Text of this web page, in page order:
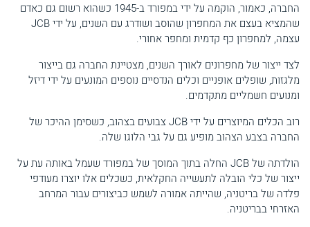
החברה, כאמור, הוקמה על ידי במפורד ב-1945 כשהוא רשום גם כאדם
שהמציא בעצם את המחפרון שהוסב ושודרג עם השנים, על ידי JCB
עצמה, למחפרון כף קדמית ומחפר אחורי.
לצד ייצור של מחפרונים לאורך השנים, מצטיינת החברה גם בייצור
מלגזות, שופלים אופניים וכלים הנדסיים נוספים המונעים על ידי דיזל
ומנועים חשמליים מתקדמים.
רוב הכלים המיוצרים על ידי JCB צבועים בצהוב, כשסימן ההיכר של
החברה בצבע הצהוב מופיע גם על גבי הלוגו שלה.
הולדתה של JCB החלה בתוך המוסך של במפורד שעמל באותה עת על
ייצור של כלי הובלה לתעשייה החקלאית, כשכלים אלו יוצרו מעודפי
פלדה של בריטניה, שהייתה אמורה לשמש כביצורים עבור המרחב
האזרחי בבריטניה.